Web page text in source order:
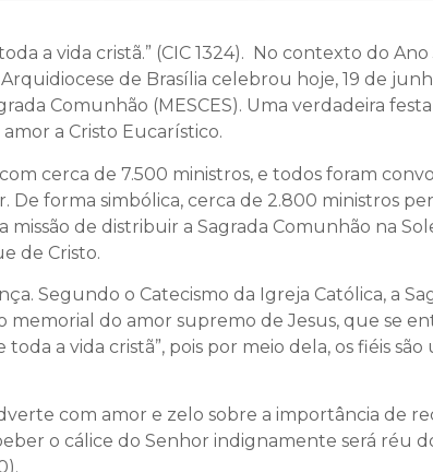
a vida cristã.” (CIC 1324). No contexto do
Arquidiocese de Brasília celebrou hoje, 19 de
Comunhão (MESCES). Uma verdadeira
a Cristo Eucarístico.
cerca de 7.500 ministros, e todos foram
De forma simbólica, cerca de 2.800 ministros
de distribuir a Sagrada Comunhão na
de Cristo.
Segundo o Catecismo da Igreja Católica, a
memorial do amor supremo de Jesus, que se
toda a vida cristã”, pois por meio dela, os fiéis
com amor e zelo sobre a importância de
o cálice do Senhor indignamente será réu